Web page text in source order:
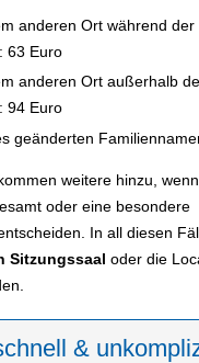
anderen Ort während der
63 Euro
anderen Ort außerhalb
94 Euro
geänderten
weitere hinzu,
oder eine besondere
In all diesen
Sitzungssaal oder die
&